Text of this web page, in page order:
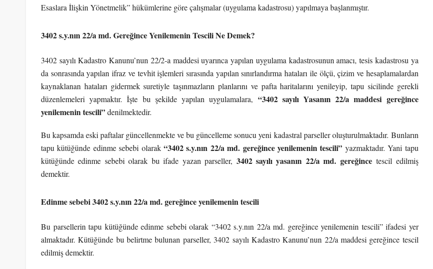
Esaslara İlişkin Yönetmelik” hükümlerine göre çalışmalar (uygulama kadastrosu) yapılmaya başlanmıştır.
3402 s.y.nın 22/a md. Gereğince Yenilemenin Tescili Ne Demek?
3402 sayılı Kadastro Kanunu’nun 22/2-a maddesi uyarınca yapılan uygulama kadastrosunun amacı, tesis kadastrosu ya
da sonrasında yapılan ifraz ve tevhit işlemleri sırasında yapılan sınırlandırma hataları ile ölçü, çizim ve hesaplamalardan
kaynaklanan hataları gidermek suretiyle taşınmazların planlarını ve pafta haritalarını yenileyip, tapu sicilinde gerekli
düzenlemeleri yapmaktır. İşte bu şekilde yapılan uygulamalara, “3402 sayılı Yasanın 22/a maddesi gereğince
yenilemenin tescili”denilmektedir.
Bu kapsamda eski paftalar güncellenmekte ve bu güncelleme sonucu yeni kadastral parseller oluşturulmaktadır. Bunların
tapu kütüğünde edinme sebebi olarak“3402 s.y.nın 22/a md. gereğince yenilemenin tescili” yazmaktadır. Yani tapu
kütüğünde edinme sebebi olarak bu ifade yazan parseller, 3402 sayılı yasanın 22/a md. gereğincetescil edilmiş
demektir.
Edinme sebebi 3402 s.y.nın 22/a md. gereğince yenilemenin tescili
Bu parsellerin tapu kütüğünde edinme sebebi olarak “3402 s.y.nın 22/a md. gereğince yenilemenin tescili” ifadesi yer
almaktadır. Kütüğünde bu belirtme bulunan parseller, 3402 sayılı Kadastro Kanunu’nun 22/a maddesi gereğince tescil
edilmiş demektir.